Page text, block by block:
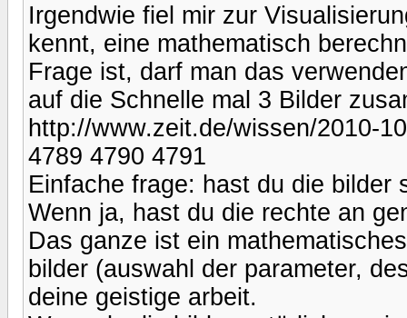
Irgendwie fiel mir zur
kennt, eine mathematisch
Frage ist, darf man das
auf die Schnelle mal 3 Bilder
http://www.zeit.de/wissen/2010-
4789 4790 4791
Einfache frage: hast du die bilder
Wenn ja, hast du die rechte an
Das ganze ist ein
bilder (auswahl der parameter,
deine geistige arbeit.